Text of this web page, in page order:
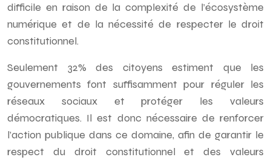
difficile en raison de la complexité de l’écosystème
numérique et de la nécessité de respecter le droit
constitutionnel.
Seulement 32% des citoyens estiment que les
gouvernements font suffisamment pour réguler les
réseaux sociaux et protéger les valeurs
démocratiques. Il est donc nécessaire de renforcer
l’action publique dans ce domaine, afin de garantir le
respect du droit constitutionnel et des valeurs